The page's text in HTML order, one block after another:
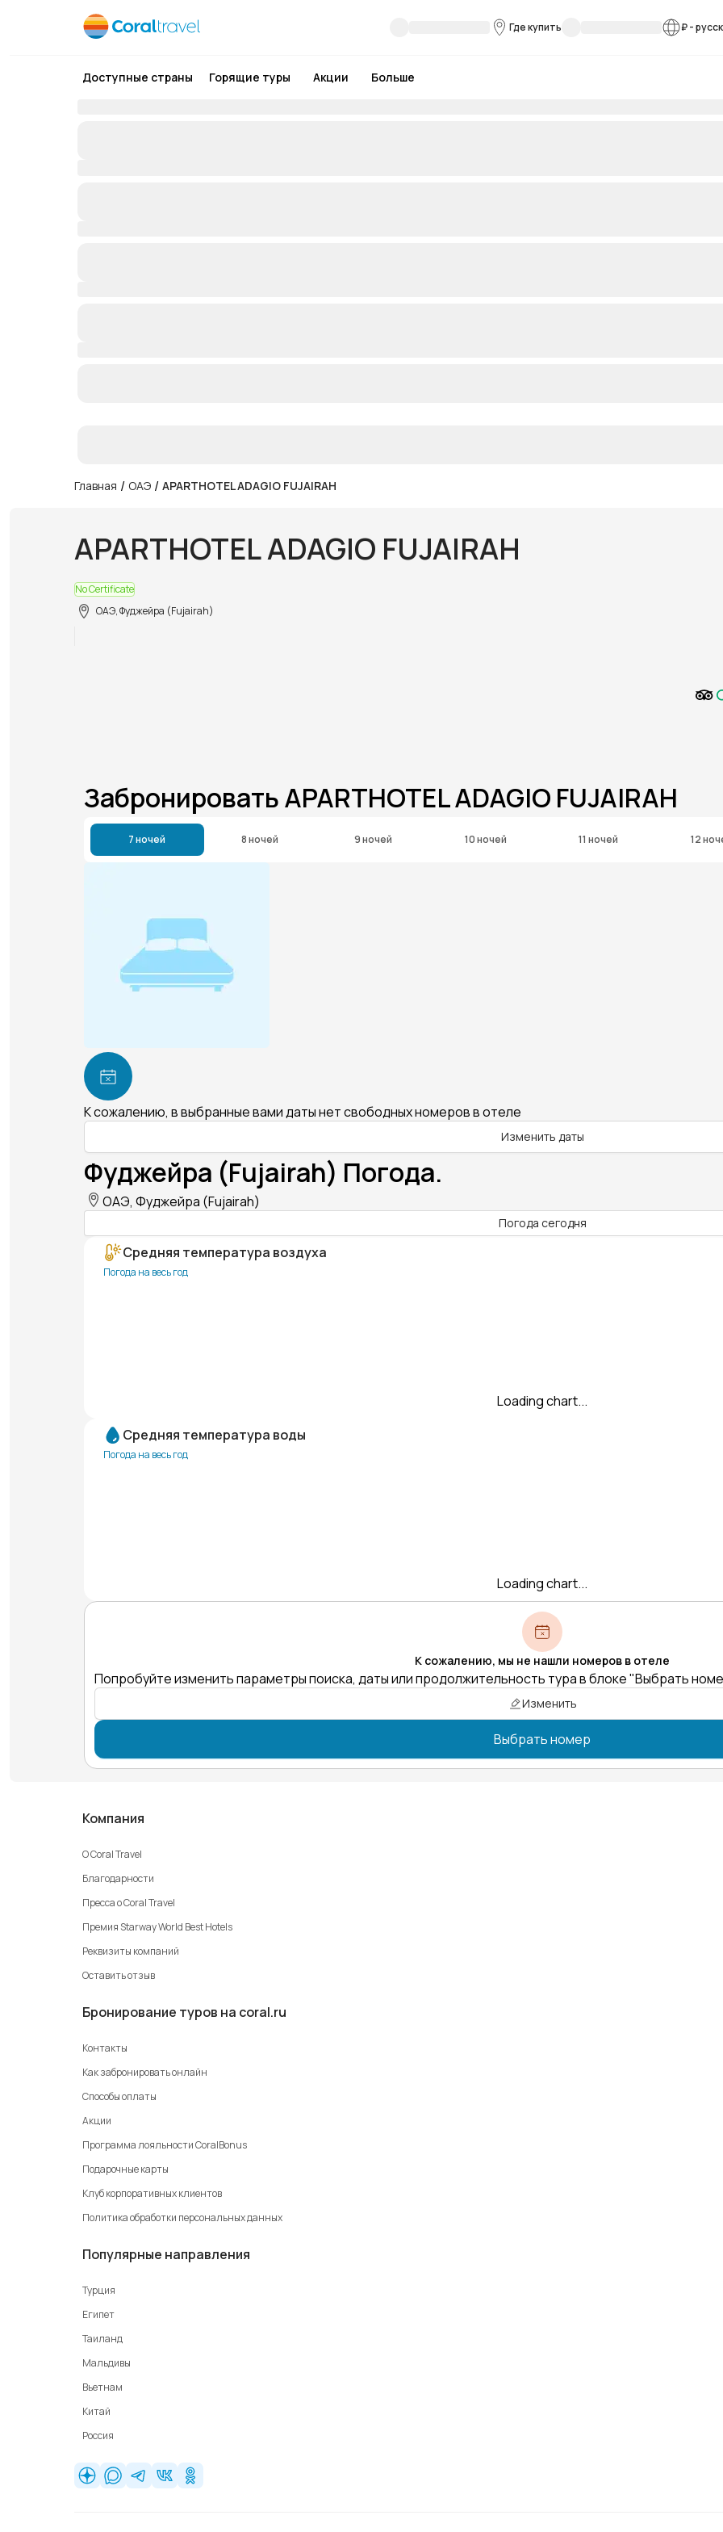
Где купить ₽-
Доступные страны Горящие туры Акции Больше
Главная / ОАЭ / APARTHOTEL ADAGIO FUJAIRAH
APARTHOTEL ADAGIO FUJAIRAH
No Certificate
ОАЭ, Фуджейра (Fujairah)
Забронировать APARTHOTEL ADAGIO FUJAIRAH
7 ночей 8 ночей 9 ночей 10 ночей 11 ночей 12
К сожалению, в выбранные вами даты нет свободных номеров в отеле
Изменить даты
Фуджейра (Fujairah) Погода.
ОАЭ, Фуджейра (Fujairah)
Погода сегодня
Средняя температура воздуха
Погода на весь год
Loading chart...
Средняя температура воды
Погода на весь год
Loading chart...
К сожалению, мы не нашли номеров в отеле
Попробуйте изменить параметры поиска, даты или продолжительность тура в блоке "Выбрать
Изменить
Выбрать номер
Компания
О Coral Travel
Благодарности
Пресса о Coral Travel
Премия Starway World Best Hotels
Реквизиты компаний
Оставить отзыв
Бронирование туров на coral.ru
Контакты
Как забронировать онлайн
Способы оплаты
Акции
Программа лояльности CoralBonus
Подарочные карты
Клуб корпоративных клиентов
Политика обработки персональных данных
Популярные направления
Турция
Египет
Таиланд
Мальдивы
Вьетнам
Китай
Россия